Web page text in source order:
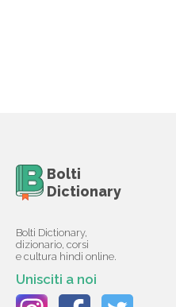
Bolti
Dictionary
Bolti Dictionary,
dizionario, corsi
e cultura hindi online.
Unisciti a noi